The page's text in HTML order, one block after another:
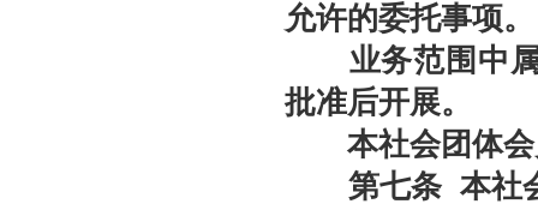
强本领守底线 促行业提质效——协会张颖秘书长参训 助力拍卖交易高质量发展
党建引领促交流 产教融合共发展——联合党委委员、第六联合支部书记姚光锋参加
党建引领聚合力 调研赋能促提升——北拍协党支部参加第一联合党委赴京客隆专题
允许的委托事项。
业务范围中属
批准后开展。
本社会团体会
第七条 本社